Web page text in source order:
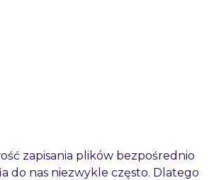
zapisania plików bezpośrednio
do nas niezwykle często. Dlatego